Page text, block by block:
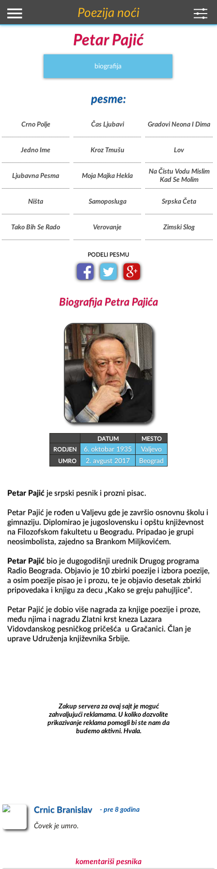
Poezija noći
Petar Pajić
biografija
PODELI PESMU
Biografija Petra Pajića
DATUM
MESTO
RODJEN
6. oktobar 1935 Valjevo
UMRO 2. avgust 2017 Beograd
Petar Pajić je srpski pesnik i prozni pisac.
Petar Pajić je rođen u Valjevu gde je završio osnovnu školu i
gimnaziju. Diplomirao je jugoslovensku i opštu književnost
na Filozofskom fakultetu u Beogradu. Pripadao je grupi
neosimbolista, zajedno sa Brankom Miljkovićem.
Petar Pajić bio je dugogodišnji urednik Drugog programa
Radio Beograda. Objavio je 10 zbirki poezije i izbora poezije,
a osim poezije pisao je i prozu, te je objavio desetak zbirki
pripovedaka i knjigu za decu „Kako se greju pahujljice“.
Petar Pajić je dobio više nagrada za knjige poezije i proze,
među njima i nagradu Zlatni krst kneza Lazara
Vidovdanskog pesničkog pričešća  u Gračanici. Član je
uprave Udruženja književnika Srbije.
pesme:
Crno Polje Čas Ljubavi Gradovi Neona I Dima
Jedno Ime Kroz Tmušu Lov
Ljubavna Pesma Moja Majka Hekla
Na Čistu Vodu Mislim
Kad Se Molim
Ništa Samoposluga Srpska Četa
Tako Bih Se Rado Verovanje Zimski Slog
Zakup servera za ovaj sajt je moguć
zahvaljujući reklamama. U koliko dozvolite
prikazivanje reklama pomogli bi ste nam da
budemo aktivni. Hvala.
Crnic Branislav - pre 8 godina
Čovek je umro.
komentariši pesnika